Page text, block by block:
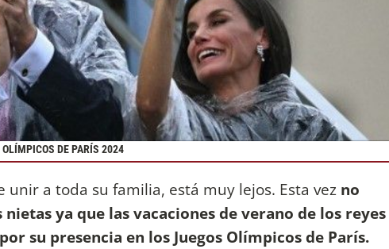
DE PARÍS 2024
unir a toda su familia, está muy lejos. Esta vez no
ya que las vacaciones de verano de los reyes
su presencia en los Juegos Olímpicos de París.